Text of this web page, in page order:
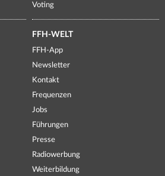
Voting
FFH-WELT
FFH-App
Newsletter
Kontakt
Frequenzen
Jobs
Führungen
Presse
Radiowerbung
Weiterbildung